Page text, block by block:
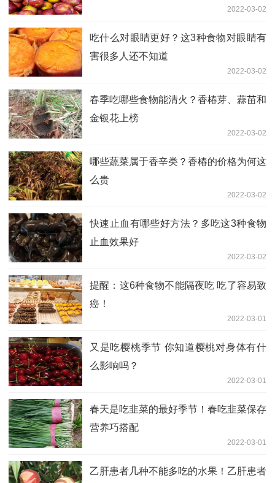
2022-03-02
吃什么对眼睛更好？这3种食物对眼睛有
害很多人还不知道
2022-03-02
春季吃哪些食物能清火？香椿芽、蒜苗和
金银花上榜
2022-03-02
哪些蔬菜属于香辛类？香椿的价格为何这
么贵
2022-03-02
快速止血有哪些好方法？多吃这3种食物
止血效果好
2022-03-02
提醒：这6种食物不能隔夜吃 吃了容易致
癌！
2022-03-01
又是吃樱桃季节 你知道樱桃对身体有什
么影响吗？
2022-03-01
春天是吃韭菜的最好季节！春吃韭菜保存
营养巧搭配
2022-03-01
乙肝患者几种不能多吃的水果！乙肝患者